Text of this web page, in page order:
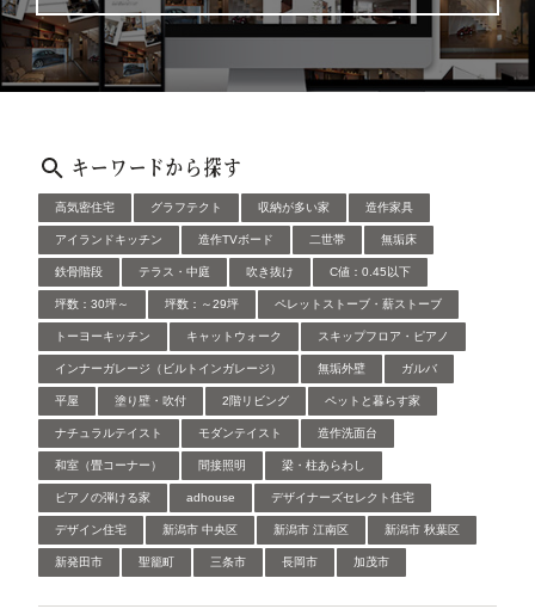
キーワードから探す
高気密住宅 グラフテクト 収納が多い家 造作家具
アイランドキッチン 造作TVボード 二世帯 無垢床
鉄骨階段 テラス・中庭 吹き抜け C値：0.45以下
坪数：30坪～ 坪数：～29坪 ペレットストーブ・薪ストーブ
トーヨーキッチン キャットウォーク スキップフロア・ピアノ
インナーガレージ（ビルトインガレージ） 無垢外壁 ガルバ
平屋 塗り壁・吹付 2階リビング ペットと暮らす家
ナチュラルテイスト モダンテイスト 造作洗面台
和室（畳コーナー） 間接照明 梁・柱あらわし
ピアノの弾ける家 adhouse デザイナーズセレクト住宅
デザイン住宅 新潟市 中央区 新潟市 江南区 新潟市 秋葉区
新発田市 聖籠町 三条市 長岡市 加茂市